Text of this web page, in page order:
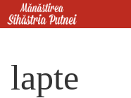
Mergi la conţinutul principal
lapte